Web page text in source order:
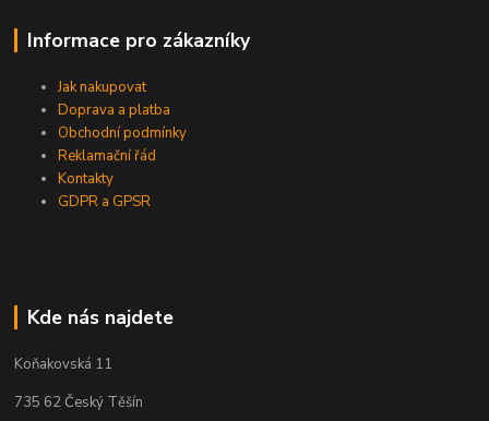
Informace pro zákazníky
Jak nakupovat
Doprava a platba
Obchodní podmínky
Reklamační řád
Kontakty
GDPR a GPSR
Kde nás najdete
Koňakovská 11
735 62 Český Těšín